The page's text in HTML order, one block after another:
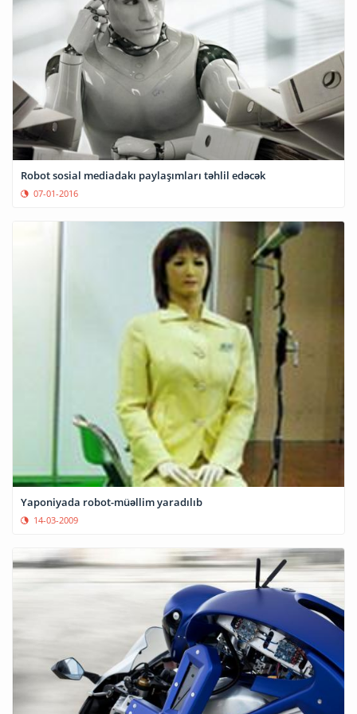
Robot sosial mediadakı paylaşımları təhlil edəcək
07-01-2016
Yaponiyada robot-müəllim yaradılıb
14-03-2009